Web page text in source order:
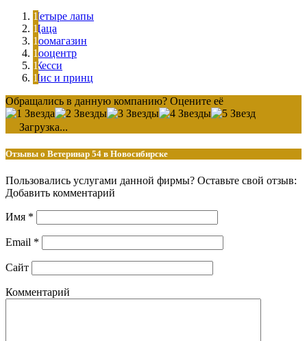
Четыре лапы
Цаца
Зоомагазин
Зооцентр
Жесси
Лис и принц
Обращались в данную компанию? Оцените её
Загрузка...
Отзывы о Ветеринар 54 в Новосибирске
Пользовались услугами данной фирмы? Оставьте свой отзыв:
Добавить комментарий
Имя *
Email *
Сайт
Комментарий